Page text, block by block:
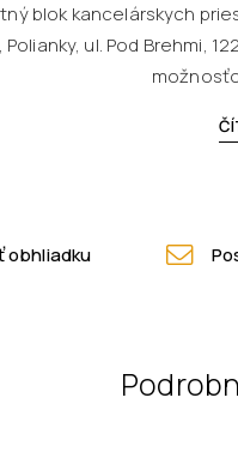
blok kancelárskych
ul. Pod Brehmi,
obhliadku